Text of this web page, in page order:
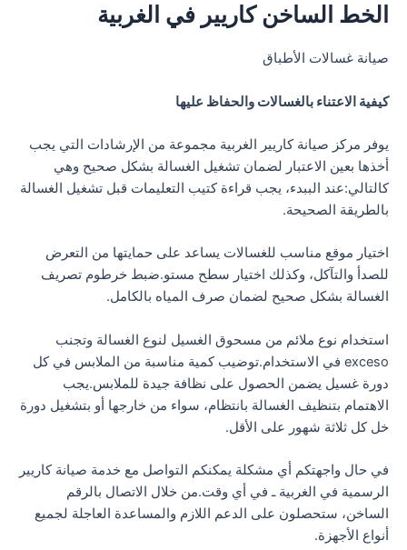
الخط الساخن كاريير في الغربية
صيانة غسالات الأطباق
كيفية الاعتناء بالغسالات والحفاظ عليها
يوفر مركز صيانة كاريير الغربية مجموعة من الإرشادات التي يجب
أخذها بعين الاعتبار لضمان تشغيل الغسالة بشكل صحيح وهي
كالتالي:عند الببدء، يجب قراءة كتيب التعليمات قبل تشغيل الغسالة
بالطريقة الصحيحة.
اختيار موقع مناسب للغسالات يساعد على حمايتها من التعرض
للصدأ والتآكل، وكذلك اختيار سطح مستو.ضبط خرطوم تصريف
الغسالة بشكل صحيح لضمان صرف المياه بالكامل.
استخدام نوع ملائم من مسحوق الغسيل لنوع الغسالة وتجنب
exceso في الاستخدام.توضيب كمية مناسبة من الملابس في كل
دورة غسيل يضمن الحصول على نظافة جيدة للملابس.يجب
الاهتمام بتنظيف الغسالة بانتظام، سواء من خارجها أو بتشغيل دورة
خل كل ثلاثة شهور على الأقل.
في حال واجهتكم أي مشكلة يمكنكم التواصل مع خدمة صيانة كاريير
الرسمية في الغربية ـ في أي وقت.من خلال الاتصال بالرقم
الساخن، ستحصلون على الدعم اللازم والمساعدة العاجلة لجميع
أنواع الأجهزة.